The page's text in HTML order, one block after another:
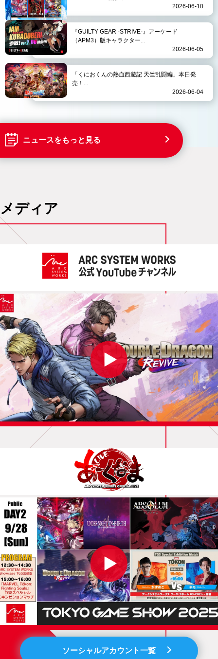
2026-06-10
『GUILTY GEAR -STRIVE-』アーケード
（APM3）版キャラクター...
2026-06-05
「くにおくんの熱血西遊記 天竺乱闘編」本日発
売！...
2026-06-04
ニュースをもっと見る
メディア
ソーシャルアカウント一覧